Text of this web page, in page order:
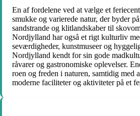
En af fordelene ved at vælge et
smukke og varierede natur, der byder
sandstrande og klitlandskaber til
Nordjylland har også et rigt kulturliv
seværdigheder, kunstmuseer og
Nordjylland kendt for sin gode
råvarer og gastronomiske oplevelser.
roen og freden i naturen, samtidig med
moderne faciliteter og aktiviteter på et